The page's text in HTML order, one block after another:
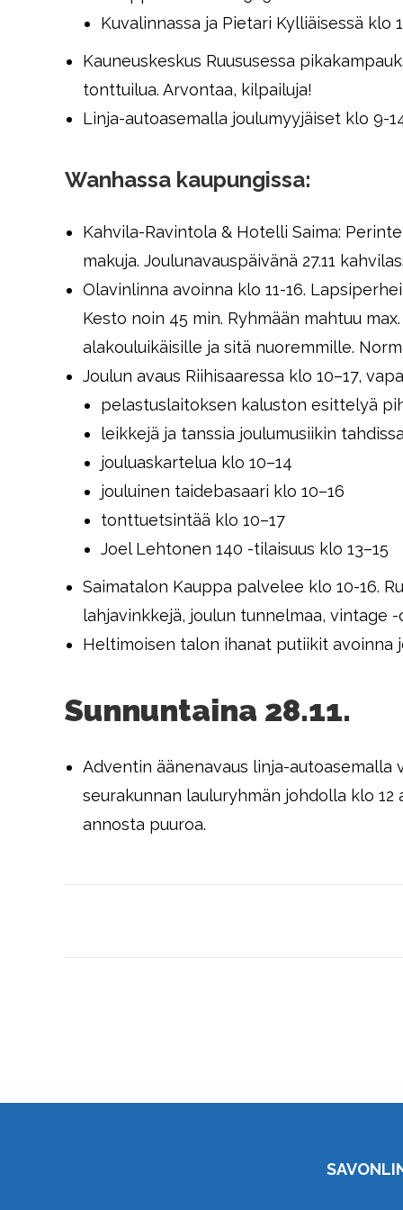
Kuvalinnassa ja Pietari Kylliäisessä klo
Kauneuskeskus Ruususessa
tonttuilua. Arvontaa, kilpailuja!
Linja-autoasemalla joulumyyjäiset klo 9-
Wanhassa kaupungissa:
Kahvila-Ravintola & Hotelli Saima:
makuja. Joulunavauspäivänä 27.11
Olavinlinna avoinna klo 11-16.
Kesto noin 45 min. Ryhmään mahtuu
alakouluikäisille ja sitä nuoremmille.
Joulun avaus Riihisaaressa klo 10–17,
pelastuslaitoksen kaluston esittelyä
leikkejä ja tanssia joulumusiikin
jouluaskartelua klo 10–14
jouluinen taidebasaari klo 10–16
tonttuetsintää klo 10–17
Joel Lehtonen 140 -tilaisuus klo 13–15
Saimatalon Kauppa palvelee klo 10-16.
lahjavinkkejä, joulun tunnelmaa, vintage -
Heltimoisen talon ihanat putiikit avoinna
Sunnuntaina 28.11.
Adventin äänenavaus linja-autoasemalla
seurakunnan lauluryhmän johdolla klo
annosta puuroa.